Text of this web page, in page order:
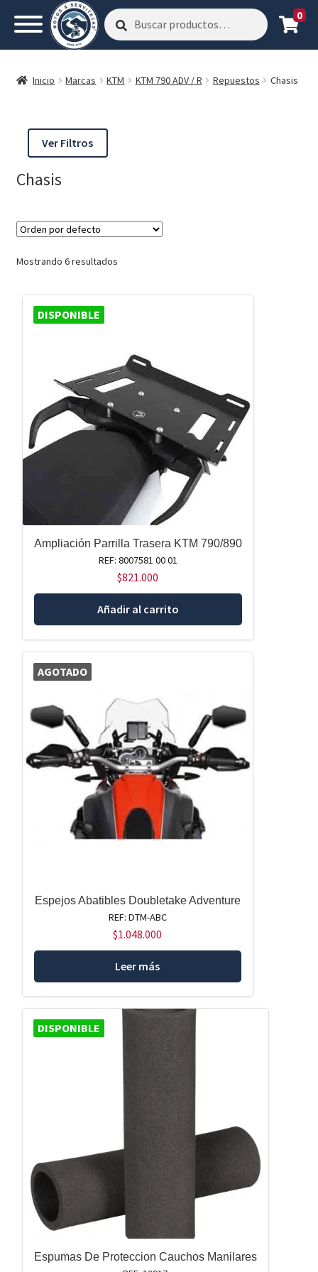
Buscar
por:
Buscar 0
Inicio Marcas KTM KTM 790 ADV / R Repuestos Chasis
Ver Filtros
Chasis
Mostrando 6 resultados
DISPONIBLE
Ampliación Parrilla Trasera KTM 790/890
REF: 8007581 00 01
$821.000
Añadir al carrito
AGOTADO
Espejos Abatibles Doubletake Adventure
REF: DTM-ABC
$1.048.000
Leer más
DISPONIBLE
Espumas De Proteccion Cauchos Manilares